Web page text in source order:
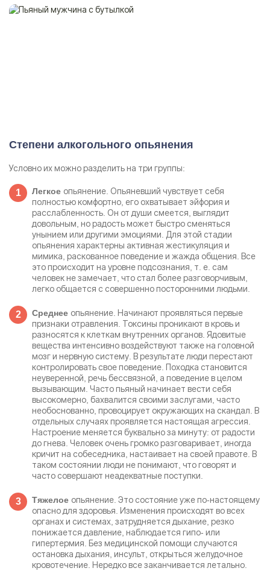
Степени алкогольного опьянения
Условно их можно разделить на три группы:
Легкое опьянение. Опьяневший чувствует себя
полностью комфортно, его охватывает эйфория и
расслабленность. Он от души смеется, выглядит
довольным, но радость может быстро сменяться
унынием или другими эмоциями. Для этой стадии
опьянения характерны активная жестикуляция и
мимика, раскованное поведение и жажда общения. Все
это происходит на уровне подсознания, т. е. сам
человек не замечает, что стал более разговорчивым,
легко общается с совершенно посторонними людьми.
Среднее опьянение. Начинают проявляться первые
признаки отравления. Токсины проникают в кровь и
разносятся к клеткам внутренних органов. Ядовитые
вещества интенсивно воздействуют также на головной
мозг и нервную систему. В результате люди перестают
контролировать свое поведение. Походка становится
неуверенной, речь бессвязной, а поведение в целом
вызывающим. Часто пьяный начинает вести себя
высокомерно, бахвалится своими заслугами, часто
необоснованно, провоцирует окружающих на скандал. В
отдельных случаях проявляется настоящая агрессия.
Настроение меняется буквально за минуту: от радости
до гнева. Человек очень громко разговаривает, иногда
кричит на собеседника, настаивает на своей правоте. В
таком состоянии люди не понимают, что говорят и
часто совершают неадекватные поступки.
Тяжелое опьянение. Это состояние уже по-настоящему
опасно для здоровья. Изменения происходят во всех
органах и системах, затрудняется дыхание, резко
понижается давление, наблюдается гипо- или
гипертермия. Без медицинской помощи случаются
остановка дыхания, инсульт, открыться желудочное
кровотечение. Нередко все заканчивается летально.